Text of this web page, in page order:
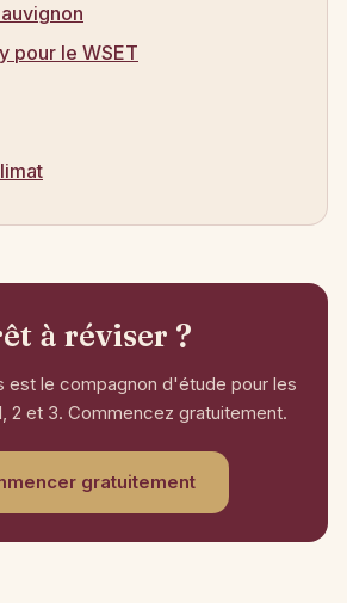
pour le WSET
à réviser ?
est le compagnon d'étude pour les
2 et 3. Commencez gratuitement.
gratuitement